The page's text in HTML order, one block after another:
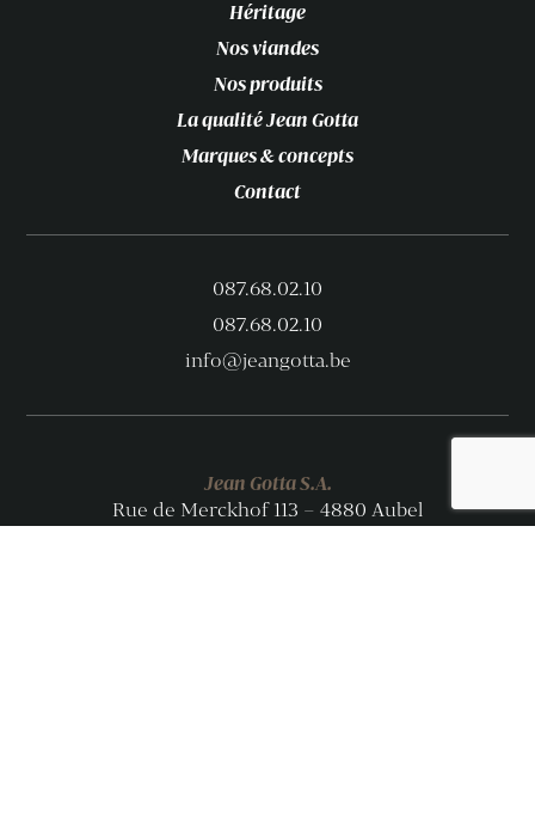
Héritage
Nos viandes
Nos produits
La qualité Jean Gotta
Marques & concepts
Contact
087.68.02.10
087.68.02.10
info@jeangotta.be
Jean Gotta S.A.
Rue de Merckhof 113 – 4880 Aubel